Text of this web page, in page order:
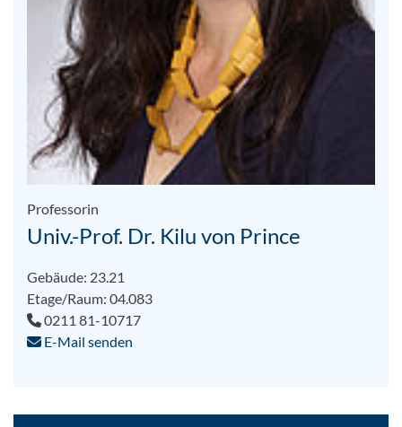
Professorin
Univ.-Prof. Dr. Kilu von Prince
Gebäude: 23.21
Etage/Raum: 04.083
0211 81-10717
E-Mail senden